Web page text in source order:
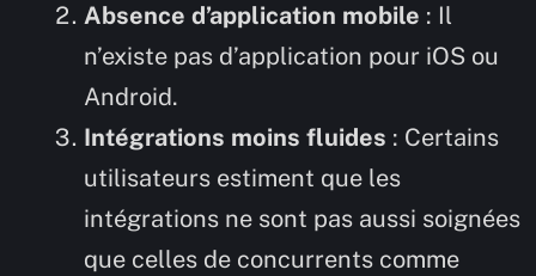
Absence d’application mobile : Il
n’existe pas d’application pour iOS ou
Android.
Intégrations moins fluides : Certains
utilisateurs estiment que les
intégrations ne sont pas aussi soignées
que celles de concurrents comme